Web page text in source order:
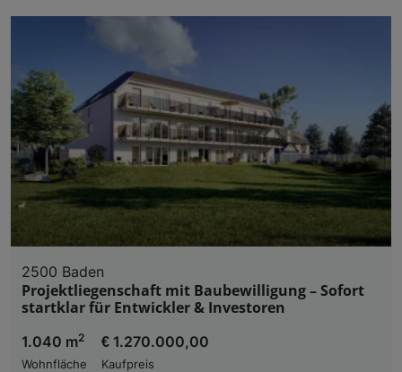
2500 Baden
Projektliegenschaft mit Baubewilligung – Sofort
startklar für Entwickler & Investoren
1.040 m2
Wohnfläche
€ 1.270.000,00
Kaufpreis